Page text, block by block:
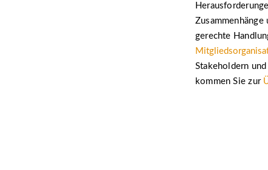
gerechte
Stakeholdern
kommen Sie zur